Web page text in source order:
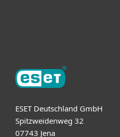
ESET Deutschland GmbH
Spitzweidenweg 32
07743 Jena